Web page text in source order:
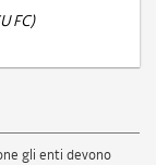
FC)
gli enti devono